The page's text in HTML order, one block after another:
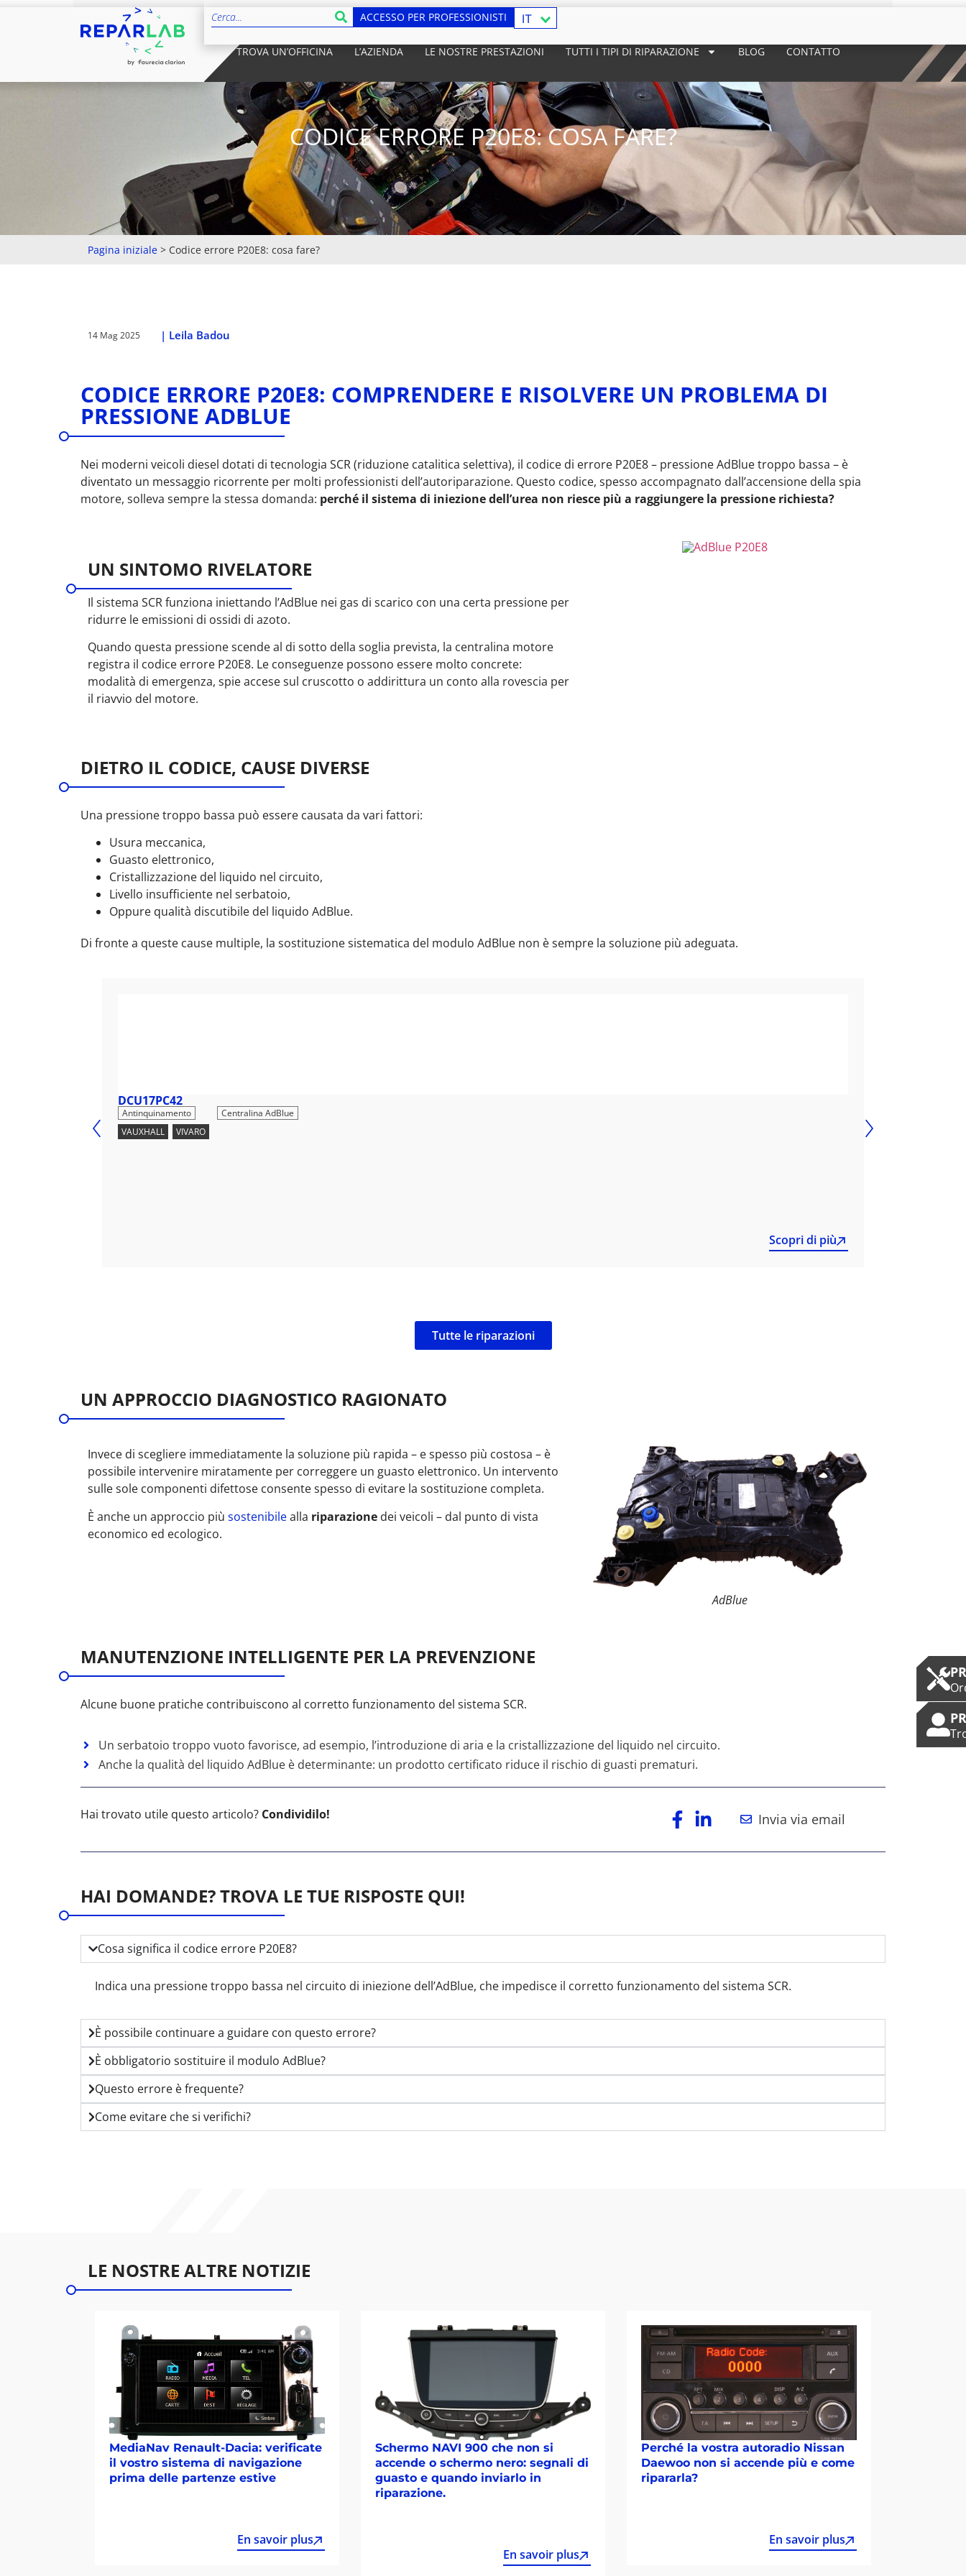
ACCESSO PER PROFESSIONISTI IT
TROVA UN’OFFICINA L’AZIENDA LE NOSTRE PRESTAZIONI TUTTI I TIPI DI RIPARAZIONE BLOG CONTATTO
CODICE ERRORE P20E8: COSA FARE?
Pagina iniziale > Codice errore P20E8: cosa fare?
14 Mag 2025 | Leila Badou
CODICE ERRORE P20E8: COMPRENDERE E RISOLVERE UN PROBLEMA DI
PRESSIONE ADBLUE
Nei moderni veicoli diesel dotati di tecnologia SCR (riduzione catalitica selettiva), il codice di errore P20E8 – pressione AdBlue troppo bassa – è
diventato un messaggio ricorrente per molti professionisti dell’autoriparazione. Questo codice, spesso accompagnato dall’accensione della spia
motore, solleva sempre la stessa domanda: perché il sistema di iniezione dell’urea non riesce più a raggiungere la pressione richiesta?
UN SINTOMO RIVELATORE
Il sistema SCR funziona iniettando l’AdBlue nei gas di scarico con una certa pressione per
ridurre le emissioni di ossidi di azoto.
Quando questa pressione scende al di sotto della soglia prevista, la centralina motore
registra il codice errore P20E8. Le conseguenze possono essere molto concrete:
modalità di emergenza, spie accese sul cruscotto o addirittura un conto alla rovescia per
il riavvio del motore.
DIETRO IL CODICE, CAUSE DIVERSE
Una pressione troppo bassa può essere causata da vari fattori:
Usura meccanica,
Guasto elettronico,
Cristallizzazione del liquido nel circuito,
Livello insufficiente nel serbatoio,
Oppure qualità discutibile del liquido AdBlue.
Di fronte a queste cause multiple, la sostituzione sistematica del modulo AdBlue non è sempre la soluzione più adeguata.
DCU17PC42
Antinquinamento
Centralina AdBlue
VAUXHALL
VIVARO
Scopri di più
Tutte le riparazioni
UN APPROCCIO DIAGNOSTICO RAGIONATO
Invece di scegliere immediatamente la soluzione più rapida – e spesso più costosa – è
possibile intervenire miratamente per correggere un guasto elettronico. Un intervento
sulle sole componenti difettose consente spesso di evitare la sostituzione completa.
È anche un approccio più sostenibilealla riparazione dei veicoli – dal punto di vista
economico ed ecologico.
AdBlue
MANUTENZIONE INTELLIGENTE PER LA PREVENZIONE
Alcune buone pratiche contribuiscono al corretto funzionamento del sistema SCR.
Un serbatoio troppo vuoto favorisce, ad esempio, l’introduzione di aria e la cristallizzazione del liquido nel circuito.
Anche la qualità del liquido AdBlue è determinante: un prodotto certificato riduce il rischio di guasti prematuri.
Hai trovato utile questo articolo? Condividilo! Invia via email
HAI DOMANDE? TROVA LE TUE RISPOSTE QUI!
Cosa significa il codice errore P20E8?
Indica una pressione troppo bassa nel circuito di iniezione dell’AdBlue, che impedisce il corretto funzionamento del sistema SCR.
È possibile continuare a guidare con questo errore?
È obbligatorio sostituire il modulo AdBlue?
Questo errore è frequente?
Come evitare che si verifichi?
LE NOSTRE ALTRE NOTIZIE
MediaNav Renault-Dacia: verificate
il vostro sistema di navigazione
prima delle partenze estive
En savoir plus
Schermo NAVI 900 che non si
accende o schermo nero: segnali di
guasto e quando inviarlo in
riparazione.
En savoir plus
Perché la vostra autoradio Nissan
Daewoo non si accende più e come
ripararla?
En savoir plus